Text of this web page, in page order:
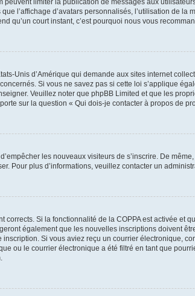
l’affichage d’avatars personnalisés, l’utilisation de la
qu’un court instant, c’est pourquoi nous vous
Unis d’Amérique qui demande aux sites internet
Si vous ne savez pas si cette loi s’applique
Veuillez noter que phpBB Limited et que les
sur la question « Qui dois-je contacter à propos de
les nouveaux visiteurs de s’inscrire. De
Pour plus d’informations, veuillez contacter un
Si la fonctionnalité de la COPPA est activée et
également que les nouvelles inscriptions doivent
Si vous aviez reçu un courrier électronique,
ou le courrier électronique a été filtré en tant que